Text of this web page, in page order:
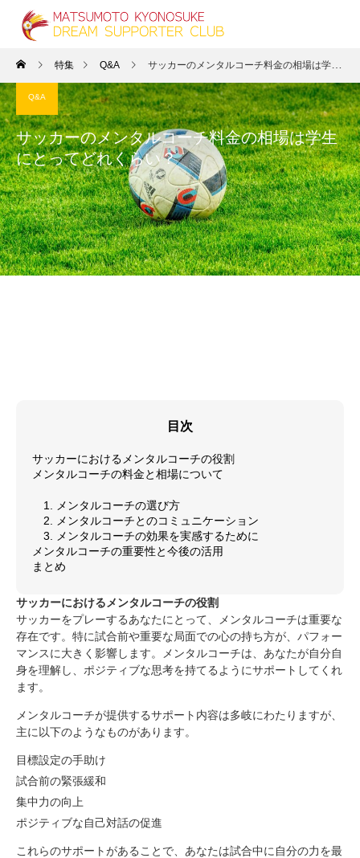
特集 Q&A サッカーのメンタルコーチ料金の相場は学生にとってどれくらい？
Q&A
サッカーのメンタルコーチ料金の相場は学生
にとってどれくらい？
目次
サッカーにおけるメンタルコーチの役割
メンタルコーチの料金と相場について
1. メンタルコーチの選び方
2. メンタルコーチとのコミュニケーション
3. メンタルコーチの効果を実感するために
メンタルコーチの重要性と今後の活用
まとめ
サッカーにおけるメンタルコーチの役割
サッカーをプレーするあなたにとって、メンタルコーチは重要な
存在です。特に試合前や重要な局面での心の持ち方が、パフォー
マンスに大きく影響します。メンタルコーチは、あなたが自分自
身を理解し、ポジティブな思考を持てるようにサポートしてくれ
ます。
メンタルコーチが提供するサポート内容は多岐にわたりますが、
主に以下のようなものがあります。
目標設定の手助け
試合前の緊張緩和
集中力の向上
ポジティブな自己対話の促進
これらのサポートがあることで、あなたは試合中に自分の力を最